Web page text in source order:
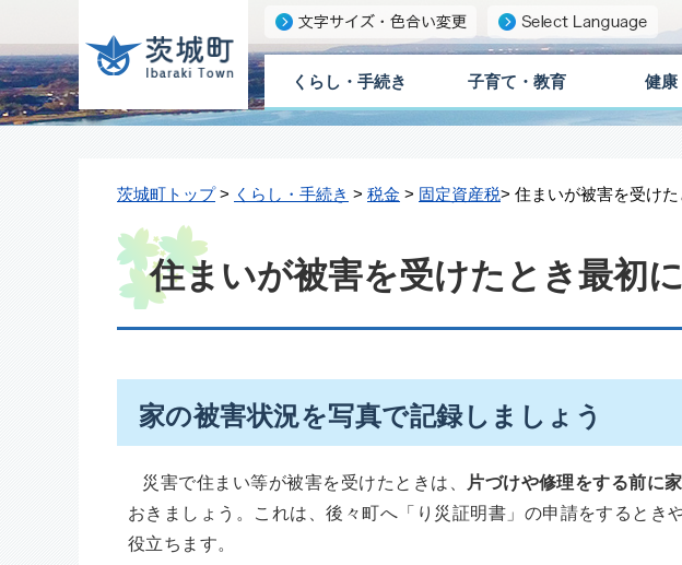
くらし・手続き 子育て・教育 健康
茨城町トップ> くらし・手続き > 税金 > 固定資産税> 住まいが被害を受け
住まいが被害を受けたとき最初
家の被害状況を写真で記録しましょう
災害で住まい等が被害を受けたときは、 片づけや修理をする前に
おきましょう。これは、後々町へ「り災証明書」の申請をするとき
役立ちます。